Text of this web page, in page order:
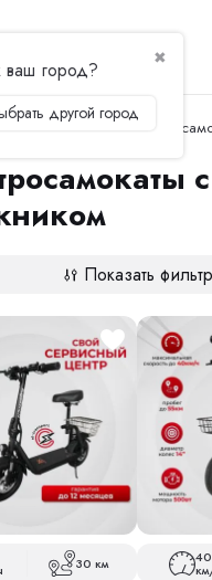
✖
ваш город?
другой город
Электросамокаты
с
Показать
30 км 40
Продолжить